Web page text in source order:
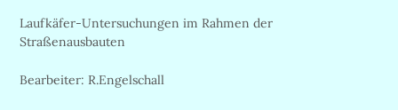
Laufkäfer-Untersuchungen im Rahmen der
Straßenausbauten
Bearbeiter: R.Engelschall